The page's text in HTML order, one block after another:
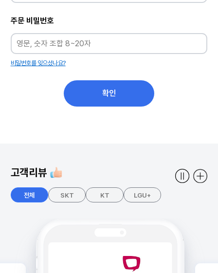
주문 비밀번호
비밀번호를 잊으셨나요?
확인
고객리뷰
전체 SKT KT LGU+